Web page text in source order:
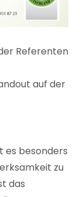
Referenten
auf der
es besonders
zu
das